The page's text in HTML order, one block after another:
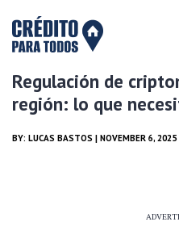
Regulación de
región: lo que
BY: LUCAS BASTOS | NOVEMBER 6, 2025